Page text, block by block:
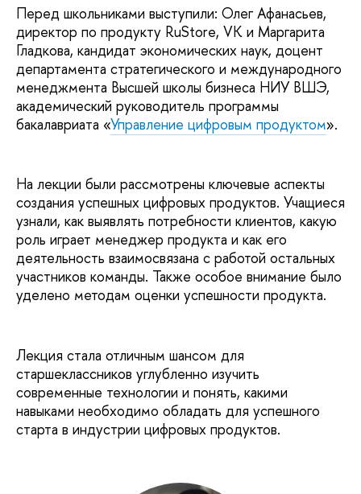
Перед школьниками выступили: Олег Афанасьев,
директор по продукту RuStore, VK и Маргарита
Гладкова, кандидат экономических наук, доцент
департамента стратегического и международного
менеджмента Высшей школы бизнеса НИУ ВШЭ,
академический руководитель программы
бакалавриата «Управление цифровым продуктом».
На лекции были рассмотрены ключевые аспекты
создания успешных цифровых продуктов. Учащиеся
узнали, как выявлять потребности клиентов, какую
роль играет менеджер продукта и как его
деятельность взаимосвязана с работой остальных
участников команды. Также особое внимание было
уделено методам оценки успешности продукта.
Лекция стала отличным шансом для
старшеклассников углубленно изучить
современные технологии и понять, какими
навыками необходимо обладать для успешного
старта в индустрии цифровых продуктов.